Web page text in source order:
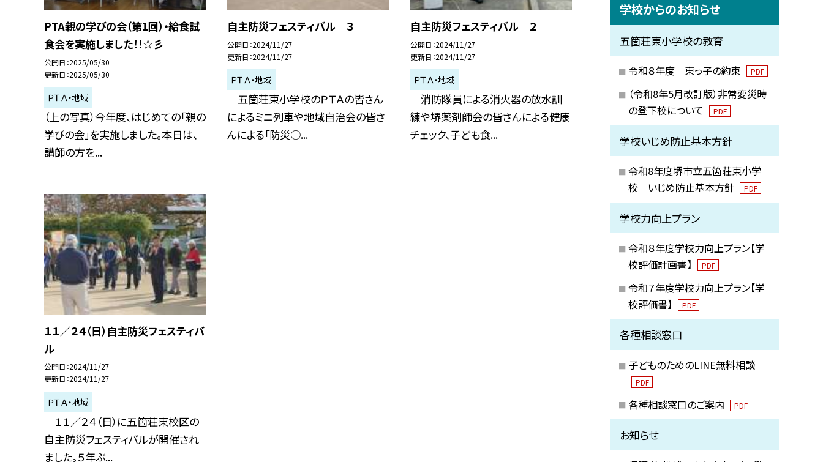
PTA親の学びの会（第1回）・給食試
食会を実施しました！！☆彡
公開日 2025/05/30
更新日 2025/05/30
ＰＴＡ・地域
（上の写真）今年度、はじめての「親の
学びの会」を実施しました。本日は、
講師の方を...
自主防災フェスティバル ３
公開日 2024/11/27
更新日 2024/11/27
ＰＴＡ・地域
五箇荘東小学校のＰＴＡの皆さん
によるミニ列車や地域自治会の皆さ
んによる「防災○...
自主防災フェスティバル ２
公開日 2024/11/27
更新日 2024/11/27
ＰＴＡ・地域
消防隊員による消火器の放水訓
練や堺薬剤師会の皆さんによる健康
チェック、子ども食...
１１／２４（日）自主防災フェスティバ
ル
公開日 2024/11/27
更新日 2024/11/27
ＰＴＡ・地域
１１／２４（日）に五箇荘東校区の
自主防災フェスティバルが開催され
ました。５年ぶ...
学校からのお知らせ
五箇荘東小学校の教育
令和８年度 東っ子の約束 PDF
（令和8年5月改訂版）非常変災時
の登下校について
PDF
学校いじめ防止基本方針
令和8年度堺市立五箇荘東小学
校 いじめ防止基本方針
PDF
学校力向上プラン
令和８年度学校力向上プラン【学
校評価計画書】
PDF
令和７年度学校力向上プラン【学
校評価書】
PDF
各種相談窓口
子どものためのLINE無料相談
PDF
各種相談窓口のご案内 PDF
お知らせ